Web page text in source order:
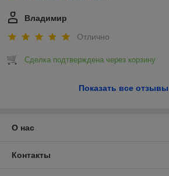
Владимир
Отлично
Сделка подтверждена через корзину
Показать все отзывы
О нас
Контакты